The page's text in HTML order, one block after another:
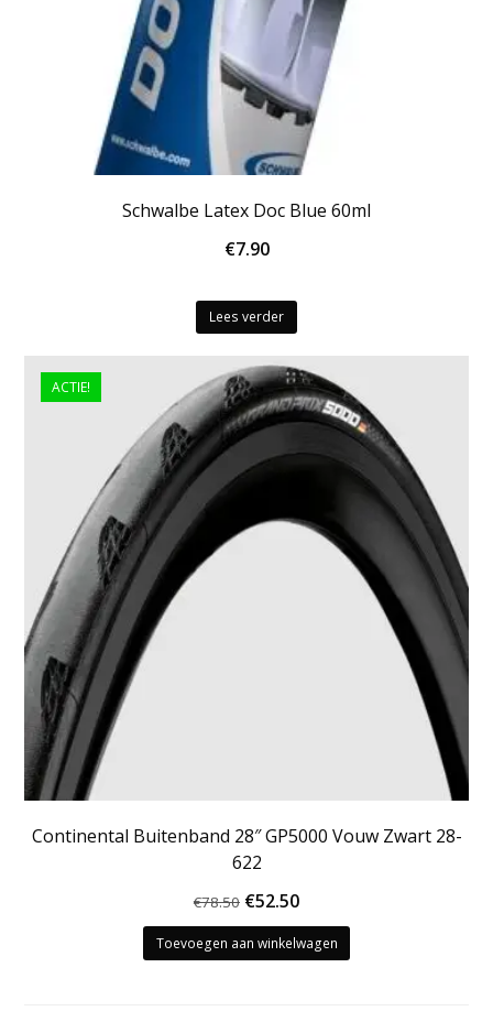
Schwalbe Latex Doc Blue 60ml
€7.90
Lees verder
ACTIE!
Continental Buitenband 28″ GP5000 Vouw Zwart 28-
622
€78.50 Oorspronkelijke
prijs
was:
€52.50Huidige
prijs
is:
Toevoegen aan winkelwagen